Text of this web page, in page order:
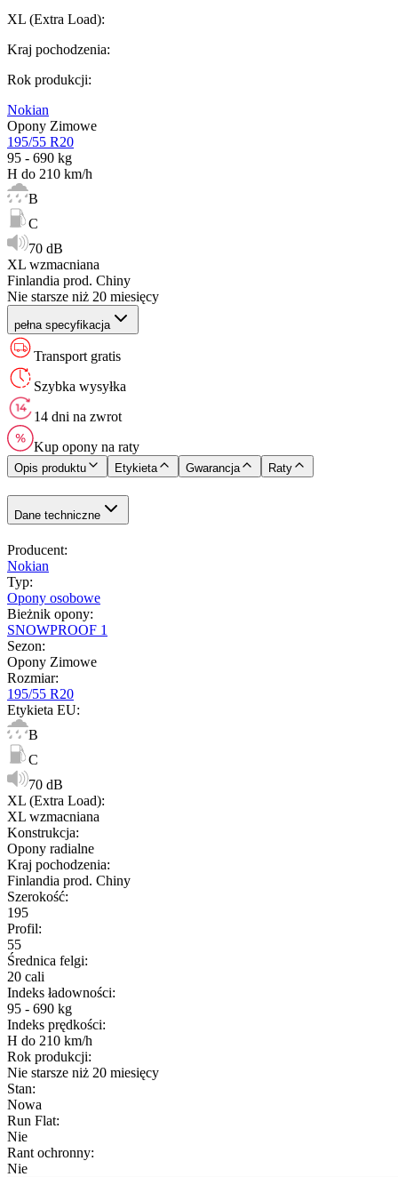
XL (Extra Load):
Kraj pochodzenia:
Rok produkcji:
Nokian
Opony Zimowe
195/55 R20
95 - 690 kg
H do 210 km/h
B
C
70 dB
XL wzmacniana
Finlandia prod. Chiny
Nie starsze niż 20 miesięcy
pełna specyfikacja
Transport gratis
Szybka wysyłka
14 dni na zwrot
Kup opony na raty
Opis produktu Etykieta Gwarancja Raty
Dane techniczne
Producent:
Nokian
Typ:
Opony osobowe
Bieżnik opony:
SNOWPROOF 1
Sezon:
Opony Zimowe
Rozmiar:
195/55 R20
Etykieta EU:
B
C
70 dB
XL (Extra Load):
XL wzmacniana
Konstrukcja:
Opony radialne
Kraj pochodzenia:
Finlandia prod. Chiny
Szerokość:
195
Profil:
55
Średnica felgi:
20 cali
Indeks ładowności:
95 - 690 kg
Indeks prędkości:
H do 210 km/h
Rok produkcji:
Nie starsze niż 20 miesięcy
Stan:
Nowa
Run Flat:
Nie
Rant ochronny:
Nie